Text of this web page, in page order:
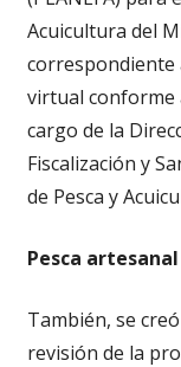
Acuicultura del
correspondiente
virtual conforme
cargo de la
Fiscalización y
de Pesca y
Pesca artesanal
También, se
revisión de la